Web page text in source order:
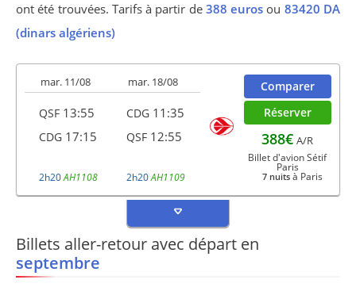
ont été trouvées. Tarifs à partir de 388 euros ou 83420 DA
(dinars algériens)
mar. 11/08
QSF 13:55
CDG 17:15
2h20AH1108
mar. 18/08
CDG 11:35
QSF 12:55
2h20AH1109
Comparer
Réserver
388€ A/R
Billet d'avion Sétif
Paris
7 nuits à Paris
Billets aller-retour avec départ en
septembre